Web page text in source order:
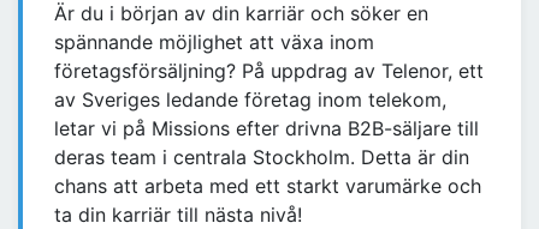
Är du i början av din karriär och söker en
spännande möjlighet att växa inom
företagsförsäljning? På uppdrag av Telenor, ett
av Sveriges ledande företag inom telekom,
letar vi på Missions efter drivna B2B-säljare till
deras team i centrala Stockholm. Detta är din
chans att arbeta med ett starkt varumärke och
ta din karriär till nästa nivå!